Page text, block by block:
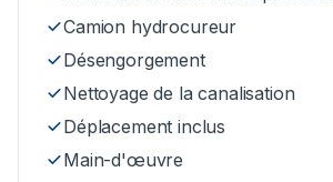
Camion hydrocureur
Désengorgement
Nettoyage de la canalisation
Déplacement inclus
Main-d'œuvre